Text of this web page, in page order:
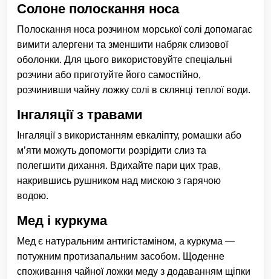
Солоне полоскання носа
Полоскання носа розчином морської солі допомагає
вимити алергени та зменшити набряк слизової
оболонки. Для цього використовуйте спеціальні
розчини або приготуйте його самостійно,
розчинивши чайну ложку солі в склянці теплої води.
Інгаляції з травами
Інгаляції з використанням евкаліпту, ромашки або
м’яти можуть допомогти розрідити слиз та
полегшити дихання. Вдихайте пари цих трав,
накрившись рушником над мискою з гарячою
водою.
Мед і куркума
Мед є натуральним антигістаміном, а куркума —
потужним протизапальним засобом. Щоденне
споживання чайної ложки меду з додаванням щіпки